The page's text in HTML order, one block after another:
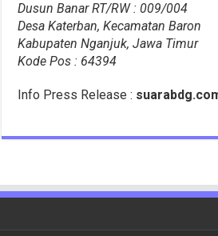
Dusun Banar RT/RW : 009/004
Desa Katerban, Kecamatan Baron
Kabupaten Nganjuk, Jawa Timur
Kode Pos : 64394
Info Press Release :